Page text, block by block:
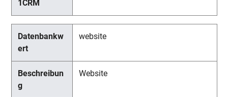
website
Website